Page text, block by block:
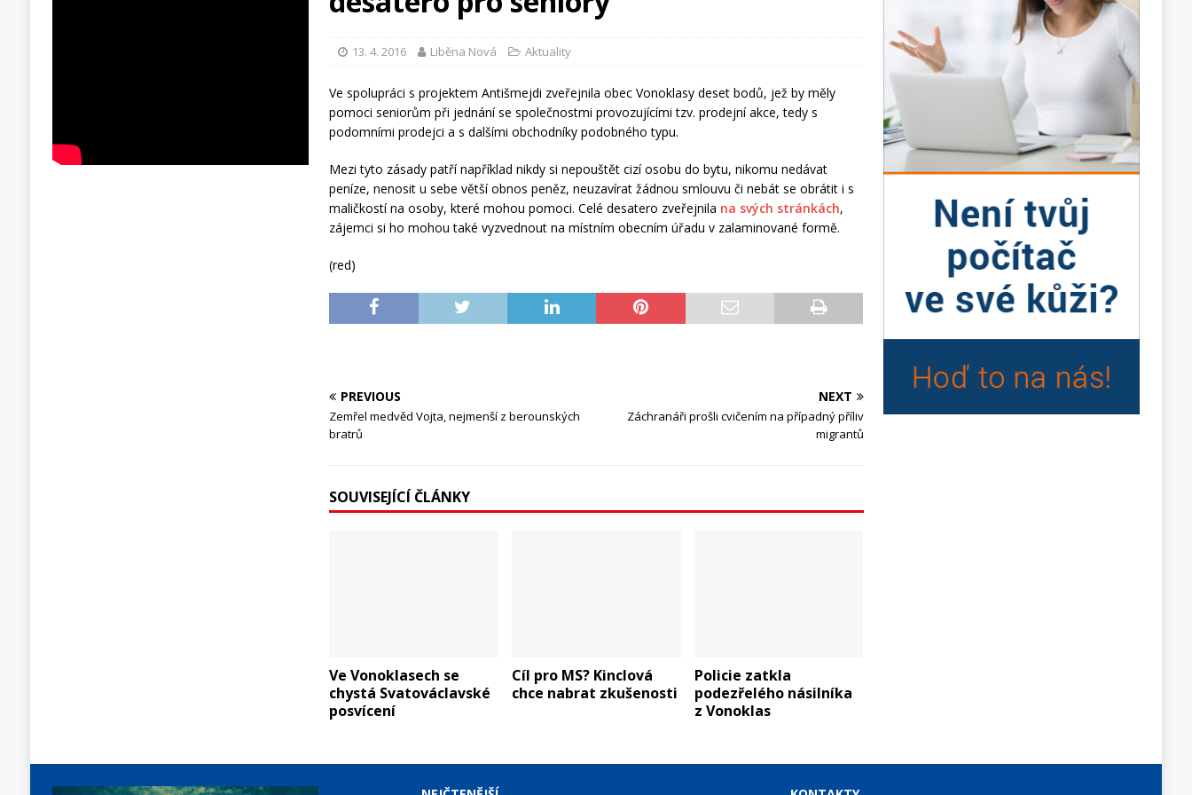
13. 4. 2016 Liběna Nová Aktuality
Ve spolupráci s projektem Antišmejdi zveřejnila obec Vonoklasy deset bodů, jež by měly
pomoci seniorům při jednání se společnostmi provozujícími tzv. prodejní akce, tedy s
podomními prodejci a s dalšími obchodníky podobného typu.
Mezi tyto zásady patří například nikdy si nepouštět cizí osobu do bytu, nikomu nedávat
peníze, nenosit u sebe větší obnos peněz, neuzavírat žádnou smlouvu či nebát se obrátit i s
maličkostí na osoby, které mohou pomoci. Celé desatero zveřejnila na svých stránkách,
zájemci si ho mohou také vyzvednout na místním obecním úřadu v zalaminované formě.
(red)
PREVIOUS
Zemřel medvěd Vojta, nejmenší z berounských
bratrů
NEXT
Záchranáři prošli cvičením na případný příliv
migrantů
SOUVISEJÍCÍ ČLÁNKY
Ve Vonoklasech se
chystá Svatováclavské
posvícení
Cíl pro MS? Kinclová
chce nabrat zkušenosti
Policie zatkla
podezřelého násilníka
z Vonoklas